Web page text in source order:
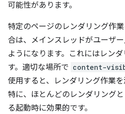
可能性があります。
特定のページのレンダリング作
合は、メインスレッドがユーザ
ようになります。これにはレン
す。適切な場所で content-
使用すると、レンダリング作業を
特に、ほとんどのレンダリング
る起動時に効果的です。